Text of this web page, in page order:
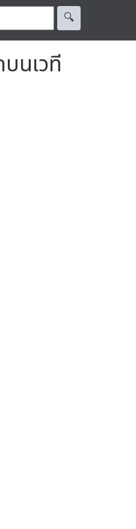
🔍︎
นเวที